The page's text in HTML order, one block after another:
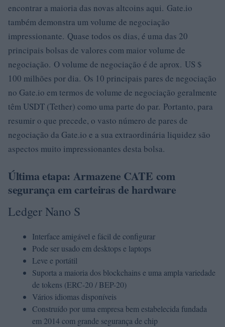
encontrar a maioria das novas altcoins aqui. Gate.io
também demonstra um volume de negociação
impressionante. Quase todos os dias, é uma das 20
principais bolsas de valores com maior volume de
negociação. O volume de negociação é de aprox. US $
100 milhões por dia. Os 10 principais pares de negociação
no Gate.io em termos de volume de negociação geralmente
têm USDT (Tether) como uma parte do par. Portanto, para
resumir o que precede, o vasto número de pares de
negociação da Gate.io e a sua extraordinária liquidez são
aspectos muito impressionantes desta bolsa.
Última etapa: Armazene CATE com
segurança em carteiras de hardware
Ledger Nano S
Interface amigável e fácil de configurar
Pode ser usado em desktops e laptops
Leve e portátil
Suporta a maioria dos blockchains e uma ampla variedade
de tokens (ERC-20 / BEP-20)
Vários idiomas disponíveis
Construído por uma empresa bem estabelecida fundada
em 2014 com grande segurança de chip